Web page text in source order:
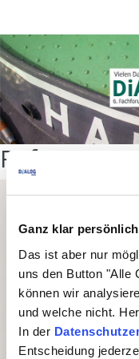
Ganz klar
Das ist aber nur
uns den Button "Alle
können wir
und welche nicht.
In der
Entscheidung
Referenten